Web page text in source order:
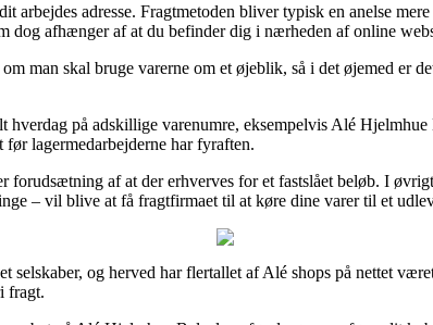
arbejdes adresse. Fragtmetoden bliver typisk en anelse
afhænger af at du befinder dig i nærheden af online
man skal bruge varerne om et øjeblik, så i det øjemed er
på adskillige varenumre, eksempelvis Alé
lagermedarbejderne har fyraften.
af at der erhverves for et fastslået beløb. I
– vil blive at få fragtfirmaet til at køre dine varer til et
og herved har flertallet af Alé shops på nettet
fragt.